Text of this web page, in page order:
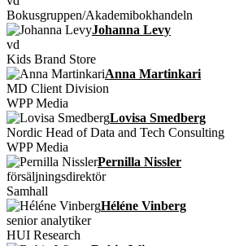
Bokusgruppen/Akademibokhandeln
Johanna Levy
vd
Kids Brand Store
Anna Martinkari
MD Client Division
WPP Media
Lovisa Smedberg
Nordic Head of Data and Tech Consulting
WPP Media
Pernilla Nissler
försäljningsdirektör
Samhall
Héléne Vinberg
senior analytiker
HUI Research